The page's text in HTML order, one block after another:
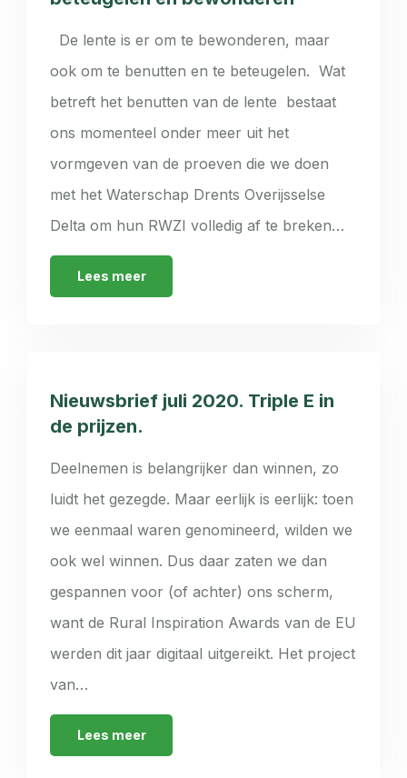
De lente is er om te bewonderen, maar
ook om te benutten en te beteugelen. Wat
betreft het benutten van de lente bestaat
ons momenteel onder meer uit het
vormgeven van de proeven die we doen
met het Waterschap Drents Overijsselse
Delta om hun RWZI volledig af te breken…
Lees meer
Nieuwsbrief juli 2020. Triple E in
de prijzen.
Deelnemen is belangrijker dan winnen, zo
luidt het gezegde. Maar eerlijk is eerlijk: toen
we eenmaal waren genomineerd, wilden we
ook wel winnen. Dus daar zaten we dan
gespannen voor (of achter) ons scherm,
want de Rural Inspiration Awards van de EU
werden dit jaar digitaal uitgereikt. Het project
van…
Lees meer